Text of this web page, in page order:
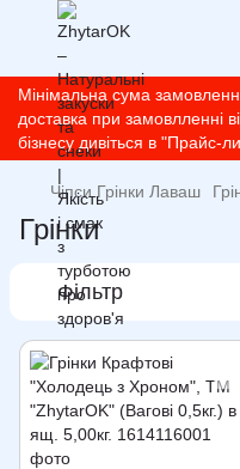
Мінімальна сума
доставка при замовлленні
бізнесу дивіться в "Прайс-
Чіпси Грінки Лаваш
Грінки
Фільтр